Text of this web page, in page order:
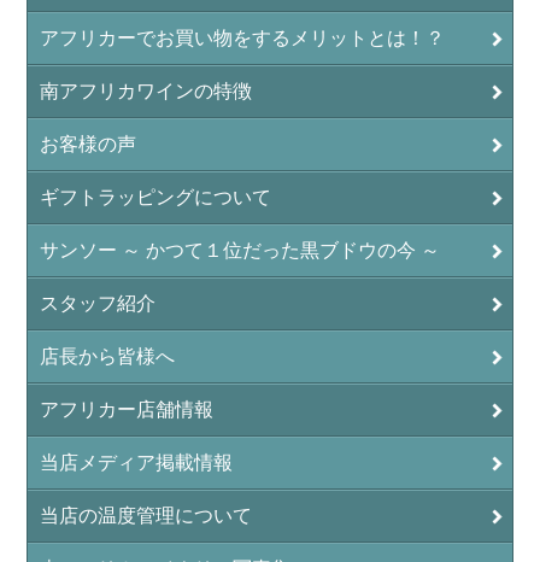
アフリカーでお買い物をするメリットとは！？
南アフリカワインの特徴
お客様の声
ギフトラッピングについて
サンソー ～ かつて１位だった黒ブドウの今 ～
スタッフ紹介
店長から皆様へ
アフリカー店舗情報
当店メディア掲載情報
当店の温度管理について